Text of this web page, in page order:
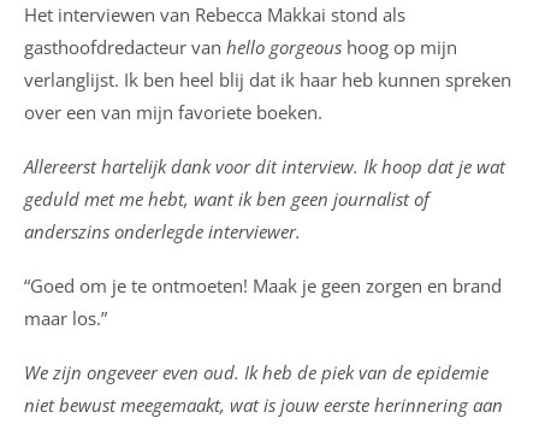
Het interviewen van Rebecca Makkai stond als
gasthoofdredacteur van hello gorgeous hoog op mijn
verlanglijst. Ik ben heel blij dat ik haar heb kunnen spreken
over een van mijn favoriete boeken.
Allereerst hartelijk dank voor dit interview. Ik hoop dat je wat
geduld met me hebt, want ik ben geen journalist of
anderszins onderlegde interviewer.
“Goed om je te ontmoeten! Maak je geen zorgen en brand
maar los.”
We zijn ongeveer even oud. Ik heb de piek van de epidemie
niet bewust meegemaakt, wat is jouw eerste herinnering aan